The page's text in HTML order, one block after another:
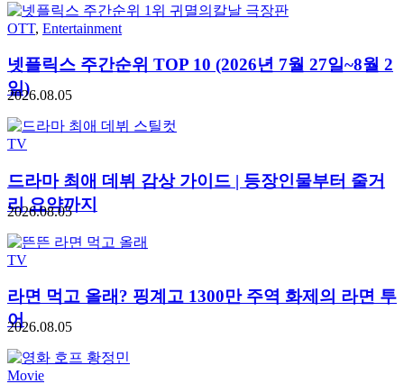
OTT, Entertainment
넷플릭스 주간순위 TOP 10 (2026년 7월 27일~8월 2
일)
2026.08.05
TV
드라마 최애 데뷔 감상 가이드 | 등장인물부터 줄거
리 요약까지
2026.08.05
TV
라면 먹고 올래? 핑계고 1300만 주역 화제의 라면 투
어
2026.08.05
Movie